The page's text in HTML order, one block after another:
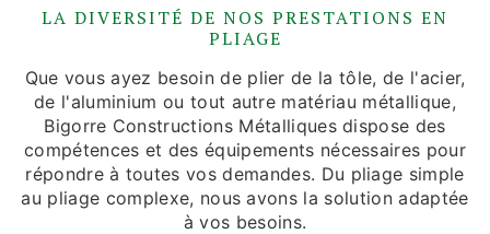
LA DIVERSITÉ DE NOS PRESTATIONS EN
PLIAGE
Que vous ayez besoin de plier de la tôle, de l'acier,
de l'aluminium ou tout autre matériau métallique,
Bigorre Constructions Métalliques dispose des
compétences et des équipements nécessaires pour
répondre à toutes vos demandes. Du pliage simple
au pliage complexe, nous avons la solution adaptée
à vos besoins.